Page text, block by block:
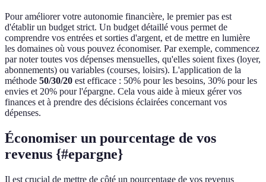
Pour améliorer votre autonomie financière, le premier pas est
d'établir un budget strict. Un budget détaillé vous permet de
comprendre vos entrées et sorties d'argent, et de mettre en lumière
les domaines où vous pouvez économiser. Par exemple, commencez
par noter toutes vos dépenses mensuelles, qu'elles soient fixes (loyer,
abonnements) ou variables (courses, loisirs). L'application de la
méthode 50/30/20 est efficace : 50% pour les besoins, 30% pour les
envies et 20% pour l'épargne. Cela vous aide à mieux gérer vos
finances et à prendre des décisions éclairées concernant vos
dépenses.
Économiser un pourcentage de vos
revenus {#epargne}
Il est crucial de mettre de côté un pourcentage de vos revenus